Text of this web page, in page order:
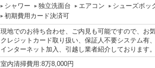
シャワー
独立洗面台 エアコン シューズボッ
初期費用カード決済可
現地でのお待ち合わせ、ご内見も可能ですので、お
クレジットカード取り扱い、保証人不要システム有
インターネット加入、引越し業者紹介しております。
室内清掃費用:8万8,000円